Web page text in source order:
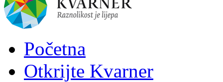
Početna
Otkrijte Kvarner